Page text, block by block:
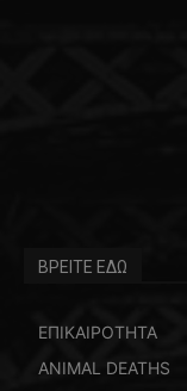
ΒΡΕΙΤΕ ΕΔΩ
ΕΠΙΚΑΙΡΟΤΗΤΑ
ANIMAL DEATHS